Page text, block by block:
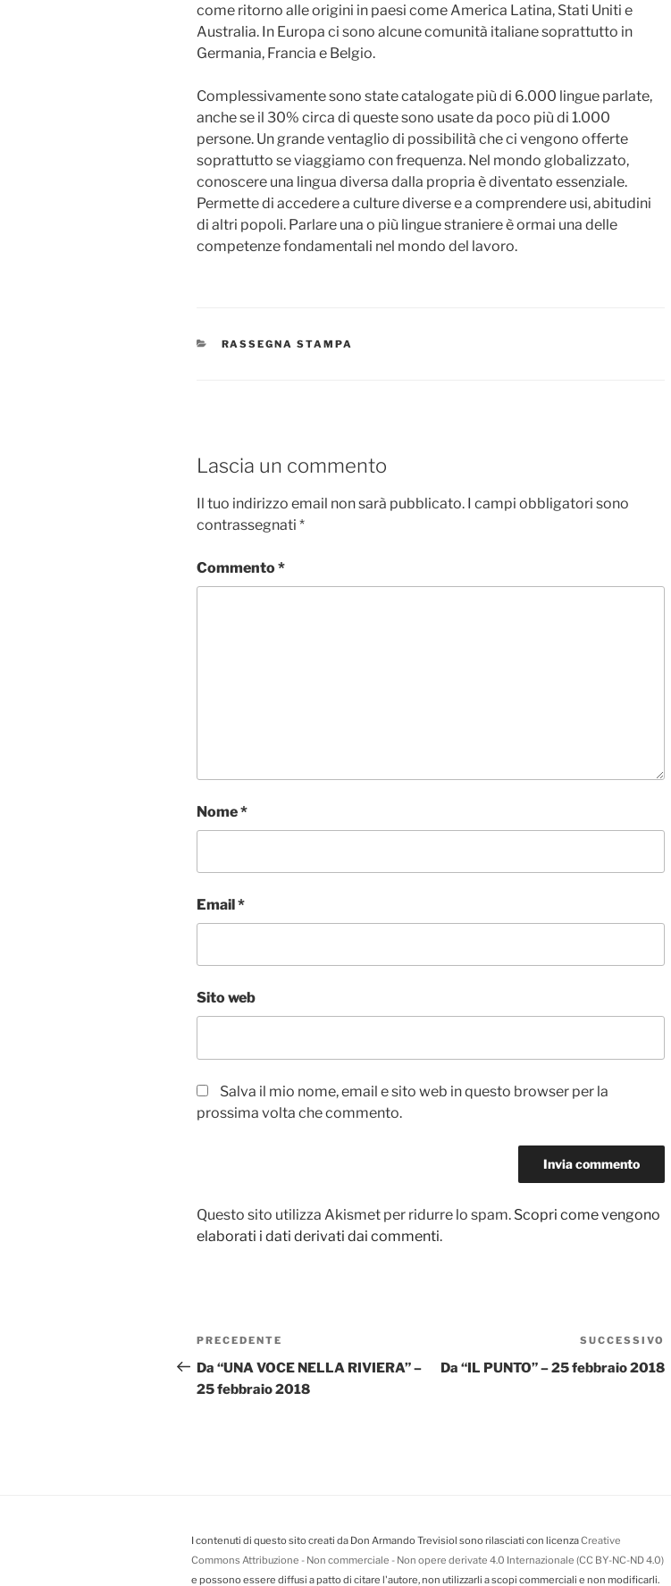
come ritorno alle origini in paesi come America Latina, Stati Uniti e
Australia. In Europa ci sono alcune comunità italiane soprattutto in
Germania, Francia e Belgio.
Complessivamente sono state catalogate più di 6.000 lingue parlate,
anche se il 30% circa di queste sono usate da poco più di 1.000
persone. Un grande ventaglio di possibilità che ci vengono offerte
soprattutto se viaggiamo con frequenza. Nel mondo globalizzato,
conoscere una lingua diversa dalla propria è diventato essenziale.
Permette di accedere a culture diverse e a comprendere usi, abitudini
di altri popoli. Parlare una o più lingue straniere è ormai una delle
competenze fondamentali nel mondo del lavoro.
CATEGORIE
RASSEGNA STAMPA
Lascia un commento
Il tuo indirizzo email non sarà pubblicato. I campi obbligatori sono
contrassegnati *
Commento*
Nome*
Email*
Sito web
Salva il mio nome, email e sito web in questo browser per la
prossima volta che commento.
Questo sito utilizza Akismet per ridurre lo spam. Scopri come vengono
elaborati i dati derivati dai commenti.
Navigazione
articoli
Articolo
precedente:
PRECEDENTE
Da “UNA VOCE NELLA RIVIERA” –
25 febbraio 2018
SUCCESSIVO
Da “IL PUNTO” – 25 febbraio 2018
I contenuti di questo sito creati da Don Armando Trevisiol sono rilasciati con licenzaCreative
Commons Attribuzione - Non commerciale - Non opere derivate 4.0 Internazionale (CC BY-NC-ND 4.0)
e possono essere diffusi a patto di citare l'autore, non utilizzarli a scopi commerciali e non modificarli.